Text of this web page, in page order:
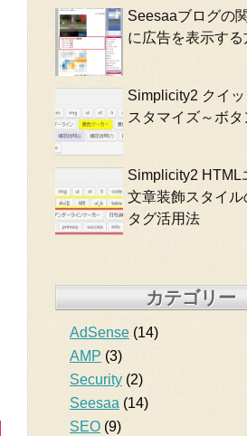
Seesaaブログの
に広告を表示する
Simplicity2 クイ
スタマイズ～ボ
Simplicity2 HTML
文章装飾スタイル
タグ活用法
カテゴリー
AdSense (14)
AMP (3)
Security (2)
Seesaa (14)
SEO (9)